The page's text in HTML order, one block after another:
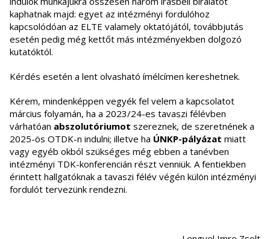
kaphatnak majd: egyet az intézményi fordulóhoz
kapcsolódóan az ELTE valamely oktatójától, továbbjutás
esetén pedig még kettőt más intézményekben dolgozó
kutatóktól.
Kérdés esetén a lent olvasható ímélcímen kereshetnek.
Kérem, mindenképpen vegyék fel velem a kapcsolatot
március folyamán, ha a 2023/24-es tavaszi félévben
várhatóan abszolutóriumot szereznek, de szeretnének a
2025-ös OTDK-n indulni; illetve ha ÚNKP-pályázat miatt
vagy egyéb okból szükséges még ebben a tanévben
intézményi TDK-konferencián részt venniük. A fentiekben
érintett hallgatóknak a tavaszi félév végén külön intézményi
fordulót tervezünk rendezni.